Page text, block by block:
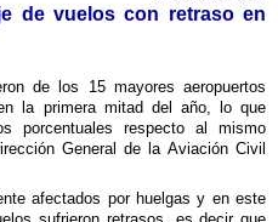
de vuelos con retraso en
de los 15 mayores aeropuertos
la primera mitad del año, lo que
porcentuales respecto al mismo
General de la Aviación Civil
afectados por huelgas y en este